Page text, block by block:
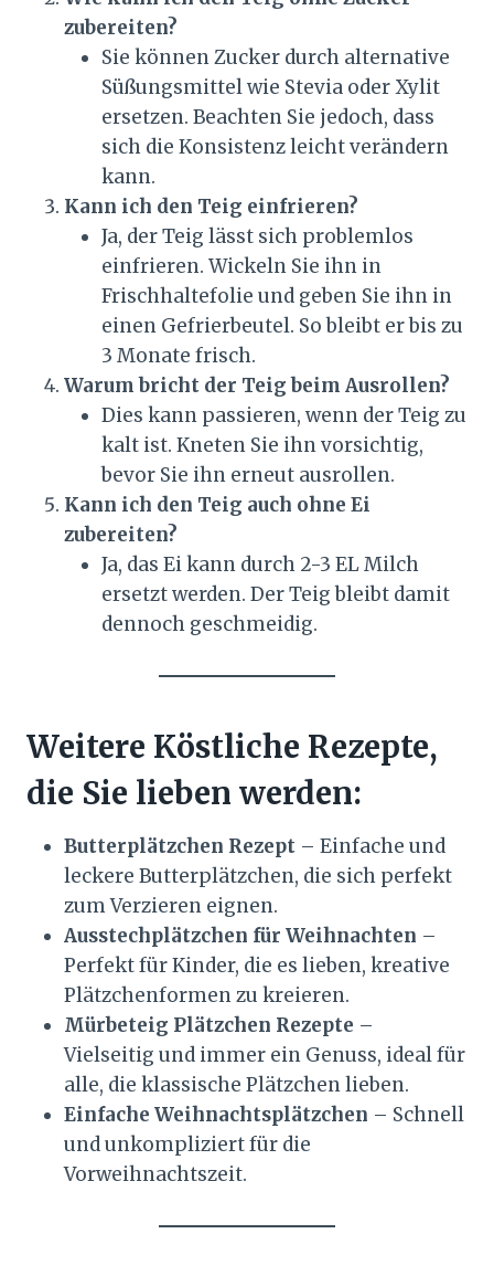
zubereiten?
Sie können Zucker durch alternative
Süßungsmittel wie Stevia oder Xylit
ersetzen. Beachten Sie jedoch, dass
sich die Konsistenz leicht verändern
kann.
Kann ich den Teig einfrieren?
Ja, der Teig lässt sich problemlos
einfrieren. Wickeln Sie ihn in
Frischhaltefolie und geben Sie ihn in
einen Gefrierbeutel. So bleibt er bis zu
3 Monate frisch.
Warum bricht der Teig beim Ausrollen?
Dies kann passieren, wenn der Teig zu
kalt ist. Kneten Sie ihn vorsichtig,
bevor Sie ihn erneut ausrollen.
Kann ich den Teig auch ohne Ei
zubereiten?
Ja, das Ei kann durch 2-3 EL Milch
ersetzt werden. Der Teig bleibt damit
dennoch geschmeidig.
Weitere Köstliche Rezepte,
die Sie lieben werden:
Butterplätzchen Rezept – Einfache und
leckere Butterplätzchen, die sich perfekt
zum Verzieren eignen.
Ausstechplätzchen für Weihnachten –
Perfekt für Kinder, die es lieben, kreative
Plätzchenformen zu kreieren.
Mürbeteig Plätzchen Rezepte –
Vielseitig und immer ein Genuss, ideal für
alle, die klassische Plätzchen lieben.
Einfache Weihnachtsplätzchen – Schnell
und unkompliziert für die
Vorweihnachtszeit.